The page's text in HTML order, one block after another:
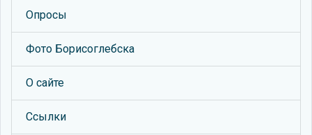
Опросы
Фото Борисоглебска
О сайте
Ссылки